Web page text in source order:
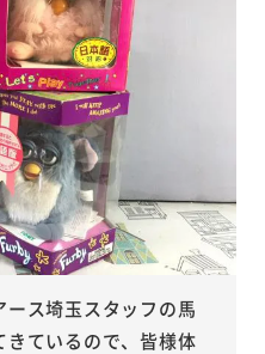
ス埼玉スタッフの馬
ているので、皆様体